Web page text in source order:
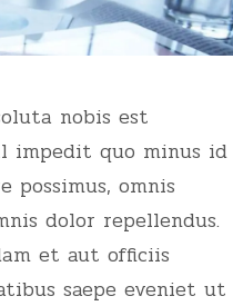
nobis est
impedit quo minus id
possimus, omnis
dolor repellendus.
et aut officiis
saepe eveniet ut